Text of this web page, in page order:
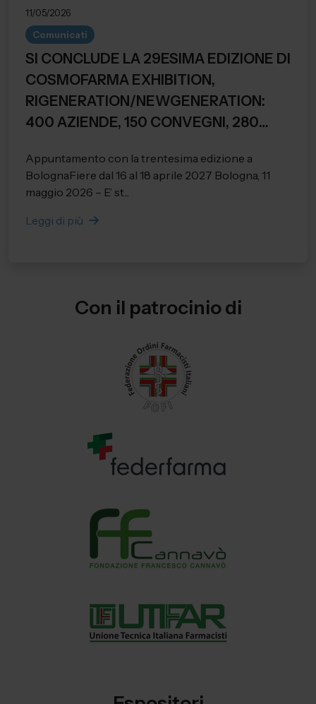
11/05/2026
Comunicati
SI CONCLUDE LA 29ESIMA EDIZIONE DI
COSMOFARMA EXHIBITION,
RIGENERATION/NEWGENERATION:
400 AZIENDE, 150 CONVEGNI, 280
REGISTRATE.
Appuntamento con la trentesima edizione a
BolognaFiere dal 16 al 18 aprile 2027 Bologna, 11
maggio 2026 – E’ st...
Leggi di più
Con il patrocinio di